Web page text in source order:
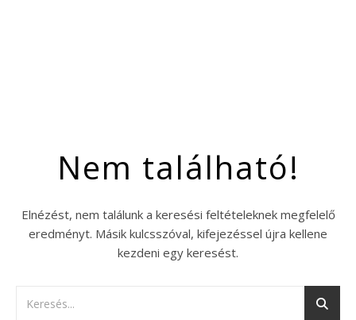
Nem található!
Elnézést, nem találunk a keresési feltételeknek megfelelő
eredményt. Másik kulcsszóval, kifejezéssel újra kellene
kezdeni egy keresést.